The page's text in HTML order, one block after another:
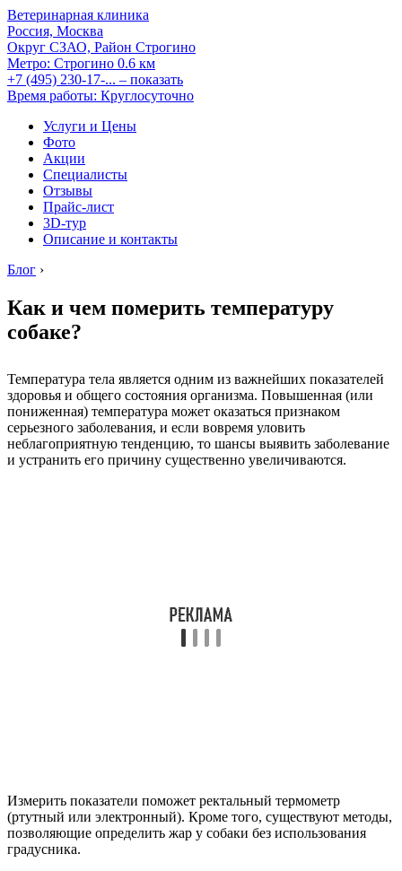
Ветеринарная клиника
Россия, Москва
Округ СЗАО, Район Строгино
Метро: Строгино 0.6 км
+7 (495) 230-17-... – показать
Время работы: Круглосуточно
Услуги и Цены
Фото
Акции
Специалисты
Отзывы
Прайс-лист
3D-тур
Описание и контакты
Блог ›
Как и чем померить температуру
собаке?
Температура тела является одним из важнейших показателей
здоровья и общего состояния организма. Повышенная (или
пониженная) температура может оказаться признаком
серьезного заболевания, и если вовремя уловить
неблагоприятную тенденцию, то шансы выявить заболевание
и устранить его причину существенно увеличиваются.
Измерить показатели поможет ректальный термометр
(ртутный или электронный). Кроме того, существуют методы,
позволяющие определить жар у собаки без использования
градусника.